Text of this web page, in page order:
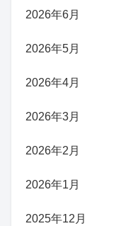
2026年6月
2026年5月
2026年4月
2026年3月
2026年2月
2026年1月
2025年12月